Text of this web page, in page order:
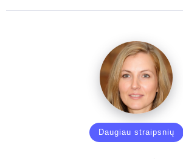
Daugiau straipsnių